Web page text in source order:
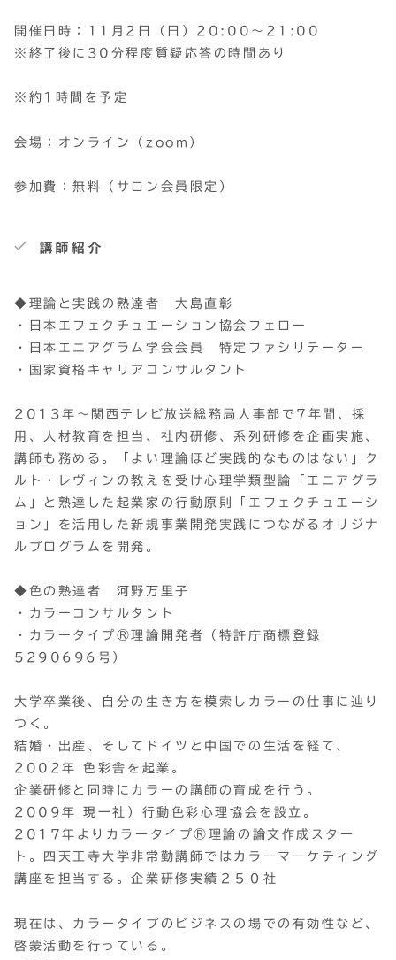
開催日時：11月2日（日）20:00～21:00
※終了後に30分程度質疑応答の時間あり
※約1時間を予定
会場：オンライン（zoom）
参加費：無料（サロン会員限定）
講師紹介
◆理論と実践の熟達者 大島直彰
・日本エフェクチュエーション協会フェロー
・日本エニアグラム学会会員 特定ファシリテーター
・国家資格キャリアコンサルタント
2013年～関西テレビ放送総務局人事部で7年間、採
用、人材教育を担当、社内研修、系列研修を企画実施、
講師も務める。「よい理論ほど実践的なものはない」ク
ルト・レヴィンの教えを受け心理学類型論「エニアグラ
ム」と熟達した起業家の行動原則「エフェクチュエーシ
ョン」を活用した新規事業開発実践につながるオリジナ
ルプログラムを開発。
◆色の熟達者 河野万里子
・カラーコンサルタント
・カラータイプ®理論開発者（特許庁商標登録
5290696号）
大学卒業後、自分の生き方を模索しカラーの仕事に辿り
つく。
結婚・出産、そしてドイツと中国での生活を経て、
2002年 色彩舎を起業。
企業研修と同時にカラーの講師の育成を行う。
2009年 現一社）行動色彩心理協会を設立。
2017年よりカラータイプ®理論の論文作成スター
ト。四天王寺大学非常勤講師ではカラーマーケティング
講座を担当する。企業研修実績２５０社
現在は、カラータイプのビジネスの場での有効性など、
啓蒙活動を行っている。